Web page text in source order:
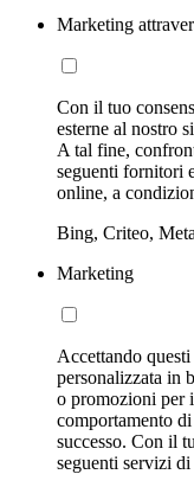
Marketing
Con il tuo
esterne al nostro
A tal fine,
seguenti fornitori
online, a
Bing, Criteo,
Marketing
Accettando
personalizzata in
o promozioni per
comportamento
successo. Con il
seguenti servizi di